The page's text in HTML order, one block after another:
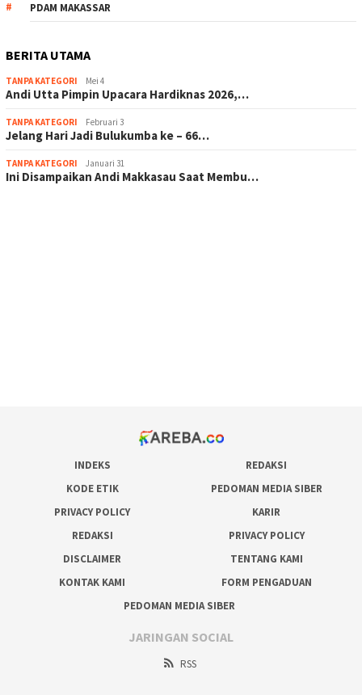
PDAM MAKASSAR
BERITA UTAMA
TANPA KATEGORI Mei 4
Andi Utta Pimpin Upacara Hardiknas 2026,…
TANPA KATEGORI Februari 3
Jelang Hari Jadi Bulukumba ke – 66…
TANPA KATEGORI Januari 31
Ini Disampaikan Andi Makkasau Saat Membu…
INDEKS
REDAKSI
KODE ETIK
PEDOMAN MEDIA SIBER
PRIVACY POLICY
KARIR
REDAKSI
PRIVACY POLICY
DISCLAIMER
TENTANG KAMI
KONTAK KAMI
FORM PENGADUAN
PEDOMAN MEDIA SIBER
JARINGAN SOCIAL
RSS